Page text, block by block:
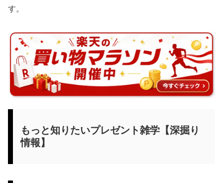
す。
もっと知りたいプレゼント雑学【深掘り
情報】